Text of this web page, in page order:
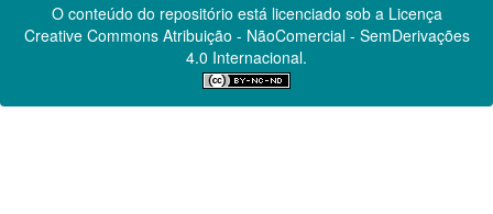
O conteúdo do repositório está licenciado sob a Licença
Creative CommonsAtribuição - NãoComercial - SemDerivações
4.0 Internacional.